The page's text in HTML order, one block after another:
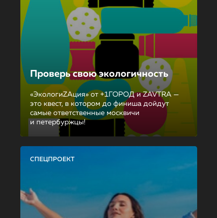
Проверь свою экологичность
«ЭкологиZAция» от +1ГОРОД и ZAVTRA —
это квест, в котором до финиша дойдут
самые ответственные москвичи
и петербуржцы!
СПЕЦПРОЕКТ